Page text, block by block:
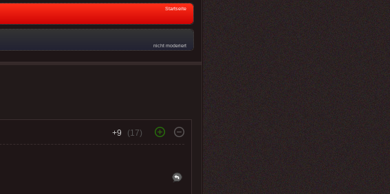
Startseite
nicht moderiert
+9 (17)